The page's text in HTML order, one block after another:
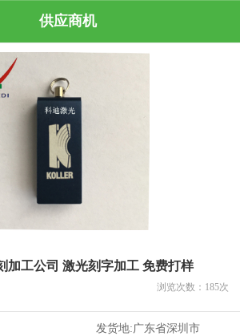
供应商机
加工公司 激光刻字加工 免费打样
浏览次数： 185次
发货地:广东省深圳市